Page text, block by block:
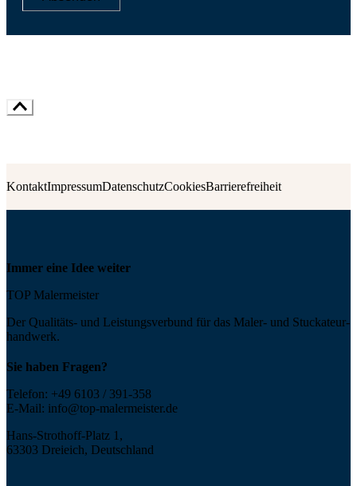
KontaktImpressumDatenschutzCookiesBarrierefreiheit
Immer eine Idee weiter
TOP Malermeister
Der Qualitäts- und Leis­tungs­ver­bund für das Maler- und Stucka­teur­
handwerk.
Sie haben Fragen?
Telefon: +49 6103 / 391-358
E-Mail: info@top-malermeister.de
Hans-Strothoff-Platz 1,
63303 Dreieich, Deutschland